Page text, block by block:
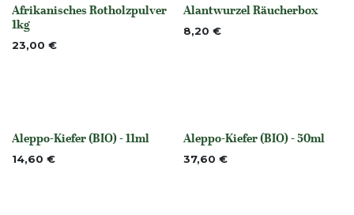
Nicht vorrättig
Afrikanisches Rotholzpulver
1kg
23,00 €
None
Alantwurzel Räucherbox
8,20 €
None
Aleppo-Kiefer (BIO) - 11ml
14,60 € None
Aleppo-Kiefer (BIO) - 50ml
37,60 €